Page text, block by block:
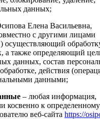
данных;
Елена Васильевна,
с другими лицами
осуществляющий
а также определяющий
данных, состав
действия
данными;
– любая информация,
косвенно к
веб-сайта https://